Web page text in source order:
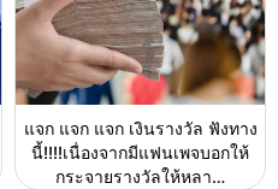
แจก แจก แจก เงินรางวัล ฟังทาง
นี้!!!!เนื่องจากมีแฟนเพจบอกให้
กระจายรางวัลให้หลา…